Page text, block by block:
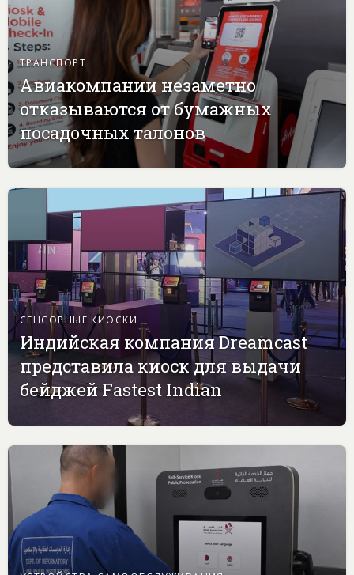
ТРАНСПОРТ
Авиакомпании незаметно
отказываются от бумажных
посадочных талонов
СЕНСОРНЫЕ КИОСКИ
Индийская компания Dreamcast
представила киоск для выдачи
бейджей Fastest Indian